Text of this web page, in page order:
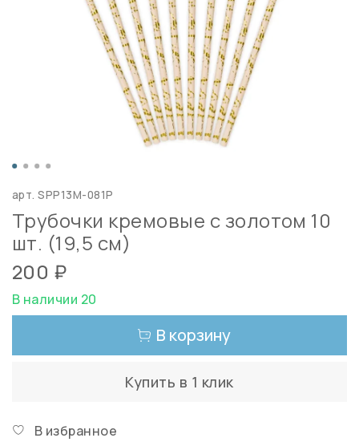
арт.SPP13M-081P
Трубочки кремовые с золотом 10
шт. (19,5 см)
200 ₽
В наличии 20
В корзину
Купить в 1 клик
В избранное